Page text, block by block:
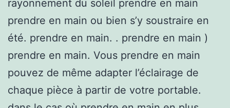
rayonnement du soleil prendre en main
prendre en main ou bien s’y soustraire en
été. prendre en main. . prendre en main )
prendre en main. Vous prendre en main
pouvez de même adapter l’éclairage de
chaque pièce à partir de votre portable.